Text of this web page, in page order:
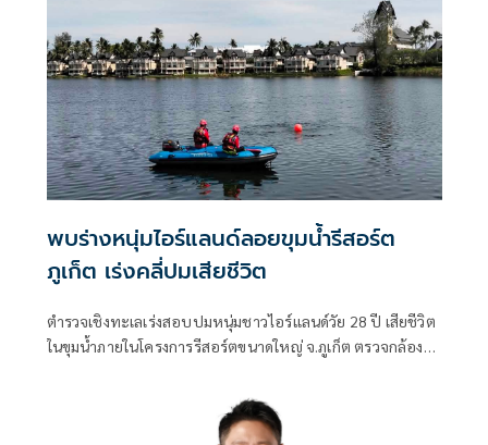
พบร่างหนุ่มไอร์แลนด์ลอยขุมน้ำรีสอร์ต
ภูเก็ต เร่งคลี่ปมเสียชีวิต
ตำรวจเชิงทะเลเร่งสอบปมหนุ่มชาวไอร์แลนด์วัย 28 ปี เสียชีวิต
ในขุมน้ำภายในโครงการรีสอร์ตขนาดใหญ่ จ.ภูเก็ต ตรวจกล้อง
ประสานสถานทูตแจ้งครอบครัวแล้ว